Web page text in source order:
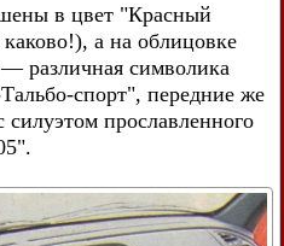
в цвет "Красный
а на облицовке
различная символика
спорт", передние же
прославленного